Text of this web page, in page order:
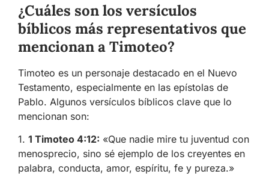
¿Cuáles son los versículos
bíblicos más representativos que
mencionan a Timoteo?
Timoteo es un personaje destacado en el Nuevo
Testamento, especialmente en las epístolas de
Pablo. Algunos versículos bíblicos clave que lo
mencionan son:
1. 1 Timoteo 4:12: «Que nadie mire tu juventud con
menosprecio, sino sé ejemplo de los creyentes en
palabra, conducta, amor, espíritu, fe y pureza.»